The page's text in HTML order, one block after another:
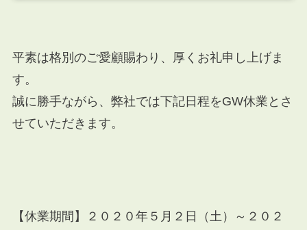
平素は格別のご愛顧賜わり、厚くお礼申し上げま
す。
誠に勝手ながら、弊社では下記日程をGW休業とさ
せていただきます。
【休業期間】２０２０年５月２日（土）～２０２